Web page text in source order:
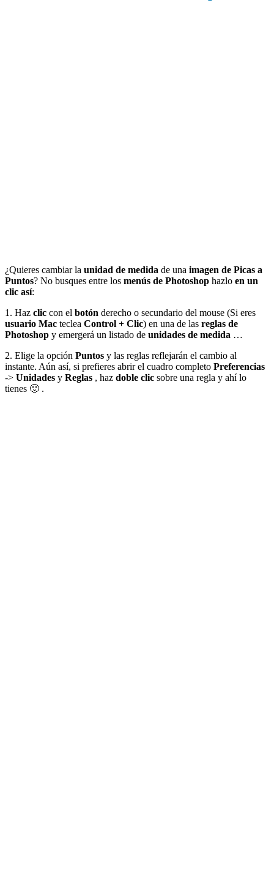
¿Quieres cambiar la unidad de medida de una imagen de Picas a
Puntos? No busques entre los menús de Photoshop hazlo en un
clic así:
1. Haz clic con el botón derecho o secundario del mouse (Si eres
usuario Mac teclea Control + Clic) en una de las reglas de
Photoshop y emergerá un listado de unidades de medida …
2. Elige la opción Puntos y las reglas reflejarán el cambio al
instante. Aún así, si prefieres abrir el cuadro completo Preferencias
-> Unidades y Reglas , haz doble clic sobre una regla y ahí lo
tienes 🙂 .